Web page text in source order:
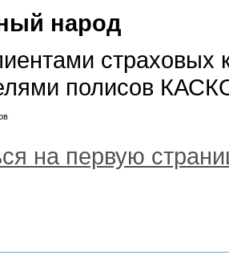
народ
полисов
на первую